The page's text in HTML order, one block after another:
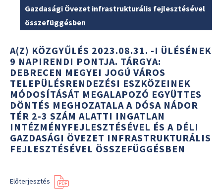
Gazdasági Övezet infrastrukturális fejlesztésével
összefüggésben
A(Z) KÖZGYŰLÉS 2023.08.31. -I ÜLÉSÉNEK
9 NAPIRENDI PONTJA. TÁRGYA:
DEBRECEN MEGYEI JOGÚ VÁROS
TELEPÜLÉSRENDEZÉSI ESZKÖZEINEK
MÓDOSÍTÁSÁT MEGALAPOZÓ EGYÜTTES
DÖNTÉS MEGHOZATALA A DÓSA NÁDOR
TÉR 2-3 SZÁM ALATTI INGATLAN
INTÉZMÉNYFEJLESZTÉSÉVEL ÉS A DÉLI
GAZDASÁGI ÖVEZET INFRASTRUKTURÁLIS
FEJLESZTÉSÉVEL ÖSSZEFÜGGÉSBEN
Előterjesztés